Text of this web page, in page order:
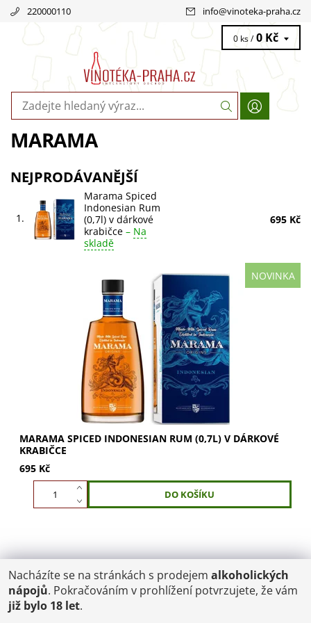
220000110 info@vinoteka-praha.cz
0 ks / 0 Kč
MARAMA
NEJPRODÁVANĚJŠÍ
1.
Marama Spiced
Indonesian Rum
(0,7l) v dárkové
krabičce – Na
skladě
695 Kč
NOVINKA
Objevte Marama Spiced Indonesian Rum, kořeněný rum z
indonéské cukrové třtiny s vanilkou a galangou. Ideální
dárek v luxusní krabičce. Ochutnejte...
MARAMA SPICED INDONESIAN RUM (0,7L) V DÁRKOVÉ
KRABIČCE
695 Kč
POŠTOVNÉ
ČR: od 95,-
SK: 350,-
Nacházíte se na stránkách s prodejem alkoholických
nápojů. Pokračováním v prohlížení potvrzujete, že vám
již bylo 18 let.